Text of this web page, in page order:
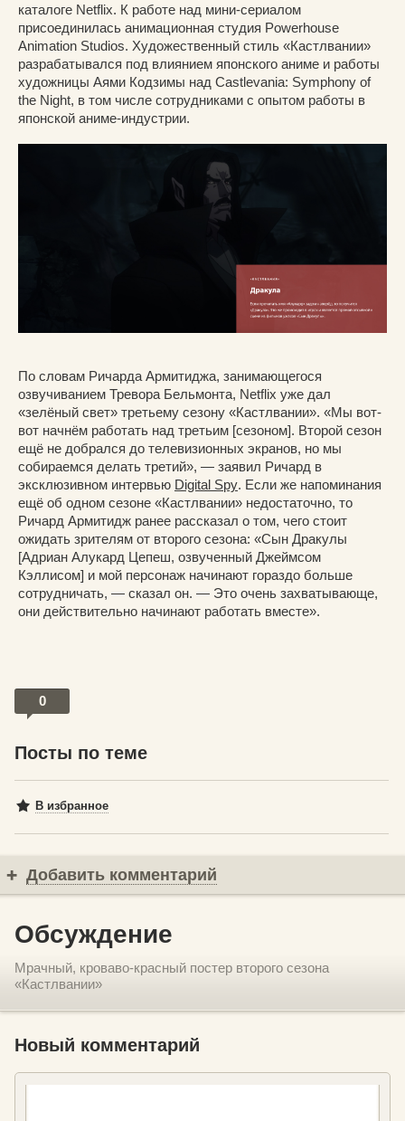
каталоге Netflix. К работе над мини-сериалом
присоединилась анимационная студия Powerhouse
Animation Studios. Художественный стиль «Кастлвании»
разрабатывался под влиянием японского аниме и работы
художницы Аями Кодзимы над Castlevania: Symphony of
the Night, в том числе сотрудниками с опытом работы в
японской аниме-индустрии.
По словам Ричарда Армитиджа, занимающегося
озвучиванием Тревора Бельмонта, Netflix уже дал
«зелёный свет» третьему сезону «Кастлвании». «Мы вот-
вот начнём работать над третьим [сезоном]. Второй сезон
ещё не добрался до телевизионных экранов, но мы
собираемся делать третий», — заявил Ричард в
эксклюзивном интервью Digital Spy. Если же напоминания
ещё об одном сезоне «Кастлвании» недостаточно, то
Ричард Армитидж ранее рассказал о том, чего стоит
ожидать зрителям от второго сезона: «Сын Дракулы
[Адриан Алукард Цепеш, озвученный Джеймсом
Кэллисом] и мой персонаж начинают гораздо больше
сотрудничать, — сказал он. — Это очень захватывающе,
они действительно начинают работать вместе».
0
Посты по теме
В избранное
Добавить комментарий
Обсуждение
Мрачный, кроваво-красный постер второго сезона
«Кастлвании»
Новый комментарий